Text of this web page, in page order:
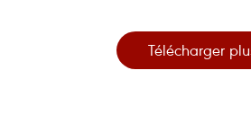
Télécharger